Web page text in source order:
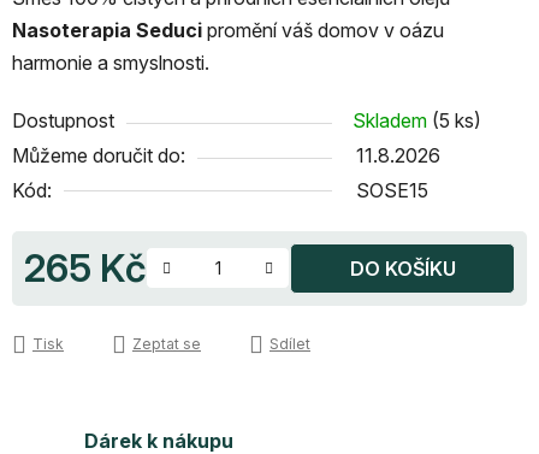
Nasoterapia Seduci promění váš domov v oázu
harmonie a smyslnosti.
Dostupnost Skladem (5 ks)
Můžeme doručit do:
11.8.2026
Kód:
SOSE15
265 Kč DO KOŠÍKU
Tisk Zeptat se Sdílet
Dárek k nákupu